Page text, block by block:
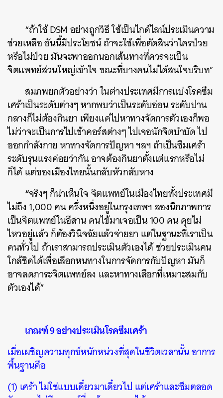
“ถ้าใช้ DSM อย่างถูกวิธี ใช้เป็นไกด์ไลน์ประเมินความ
ช่วยเหลือ อันนี้มีประโยชน์ ถ้าจะใช้เพื่อตัดสินว่าใครป่วย
หรือไม่ป่วย มันจะพาออกนอกเส้นทางที่ควรจะเป็น
จิตแพทย์ส่วนใหญ่เข้าใจ ขณะที่บางคนไม่ได้สนใจบริบท”
สมภพยกตัวอย่างว่า ในต่างประเทศมีการแบ่งโรคซึม
เศร้าเป็นระดับต่างๆ หากพบว่าเป็นระดับอ่อน ระดับปาน
กลางก็ไม่ต้องกินยา เพียงแค่ไปหาทางจัดการตัวเองก็พอ
ไม่ว่าจะเป็นการไปเข้าคอร์สต่างๆ ไปเจอนักจิตบำบัด ไป
ออกกำลังกาย หาทางจัดการปัญหา ฯลฯ ถ้าเป็นซึมเศร้า
ระดับรุนแรงค่อยว่ากัน อาจต้องกินยาตั้งแต่แรกหรือไม่
ก็ได้ แต่ของเมืองไทยนั้นกลับหัวกลับหาง
“จริงๆ ก็น่าเห็นใจ จิตแพทย์ในเมืองไทยทั้งประเทศมี
ไม่ถึง 1,000 คน ครึ่งหนึ่งอยู่ในกรุงเทพฯ ลองนึกภาพการ
เป็นจิตแพทย์ในอีสาน คนไข้มาเจอเป็น 100 คน คุยไม่
ไหวอยู่แล้ว ก็ต้องวินิจฉัยแล้วจ่ายยา แต่ในฐานะที่เราเป็น
คนทั่วไป ถ้าเราสามารถประเมินตัวเองได้ ช่วยประเมินคน
ใกล้ชิดได้เพื่อเลือกหนทางในการจัดการกับปัญหา มันก็
อาจลดภาระจิตแพทย์ลง และหาทางเลือกที่เหมาะสมกับ
ตัวเองได้”
เกณฑ์ 9 อย่างประเมินโรคซึมเศร้า
เมื่อเผชิญความทุกข์หนักหน่วงที่สุดในชีวิตเวลานั้น อาการ
พื้นฐานคือ
(1) เศร้า ไม่ใช่แบบเดี๋ยวมาเดี๋ยวไป แต่เศร้าและซึมตลอด